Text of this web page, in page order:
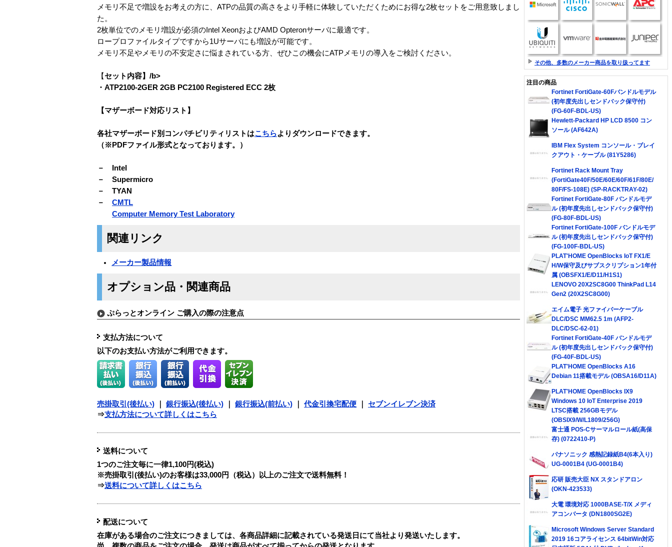
メモリ不足で増設をお考えの方に、ATPの品質の高さをより手軽に体験していただくためにお得な2枚セットをご用意致しまし
た。
2枚単位でのメモリ増設が必須のIntel XeonおよびAMD Opteronサーバに最適です。
ロープロファイルタイプですから1Uサーバにも増設が可能です。
メモリ不足やメモリの不安定さに悩まされている方、ぜひこの機会にATPメモリの導入をご検討ください。
【 セット内容】/b>
・ATP2100-2GER 2GB PC2100 Registered ECC 2枚
【マザーボード対応リスト】
各社マザーボード別コンパチビリティリストはこちらよりダウンロードできます。
（※PDFファイル形式となっております。）
－ Intel
－ Supermicro
－ TYAN
－ CMTL
Computer Memory Test Laboratory
関連リンク
メーカー製品情報
オプション品・関連商品
ぷらっとオンライン ご購入の際の注意点
支払方法について
以下のお支払い方法がご利用できます。
売掛取引(後払い) 銀行振込(後払い) 銀行振込(前払い) 代金引換宅配便
セブンイレブン決済
⇒支払方法について詳しくはこちら
送料について
1つのご注文毎に一律1,100円(税込)
※売掛取引(後払い)のお客様は33,000円（税込）以上のご注文で送料無料！
⇒送料について詳しくはこちら
配送について
在庫がある場合のご注文につきましては、各商品詳細に記載されている発送日にて当社より発送いたします。
その他、多数のメーカー商品を取り扱ってます
注目の商品
Fortinet FortiGate-60Fバンドルモデル
(初年度先出しセンドバック保守付)
(FG-60F-BDL-US)
Hewlett-Packard HP LCD 8500 コン
ソール (AF642A)
IBM Flex System コンソール・ブレイ
クアウト・ケーブル (81Y5286)
Fortinet Rack Mount Tray
(FortiGate40F/50E/60E/60F/61F/80E/
80F/FS-108E) (SP-RACKTRAY-02)
Fortinet FortiGate-80F バンドルモデ
ル (初年度先出しセンドバック保守付)
(FG-80F-BDL-US)
Fortinet FortiGate-100F バンドルモデ
ル (初年度先出しセンドバック保守付)
(FG-100F-BDL-US)
PLAT'HOME OpenBlocks IoT FX1/E
H/W保守及びサブスクリプション1年付
属 (OBSFX1/E/D11/H1S1)
LENOVO 20X2SC8G00 ThinkPad L14
Gen2 (20X2SC8G00)
エイム電子 光ファイバーケーブル
DLC/DSC MM62.5 1m (AFP2-
DLC/DSC-62-01)
Fortinet FortiGate-40F バンドルモデ
ル (初年度先出しセンドバック保守付)
(FG-40F-BDL-US)
PLAT'HOME OpenBlocks A16
Debian 11搭載モデル (OBSA16/D11A)
PLAT'HOME OpenBlocks IX9
Windows 10 IoT Enterprise 2019
LTSC搭載 256GBモデル
(OBSIX9/W/L1809/256G)
富士通 POS-Cサーマルロール紙(高保
存) (0722410-P)
パナソニック 感熱記録紙B4(6本入り)
UG-0001B4 (UG-0001B4)
応研 販売大臣 NX スタンドアロン
(OKN-423533)
大電 環境対応 1000BASE-T/X メディ
アコンバータ (DN1800SG2E)
Microsoft Windows Server Standard
2019 16コアライセンス 64bitWin対応